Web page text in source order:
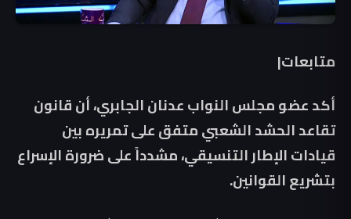
متابعات|
أكد عضو مجلس النواب عدنان الجابري، أن قانون
تقاعد الحشد الشعبي متفق على تمريره بين
قيادات الإطار التنسيقي، مشدداً على ضرورة الإسراع
بتشريع القوانين.